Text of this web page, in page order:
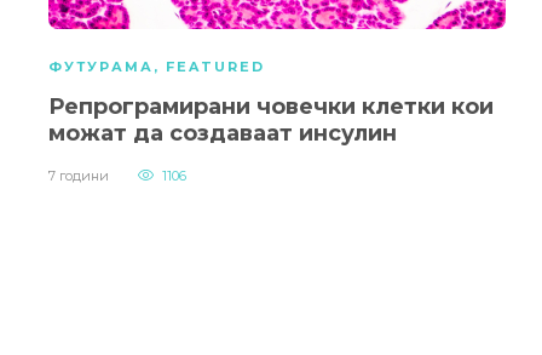
ФУТУРАМА , FEATURED
Репрограмирани човечки клетки кои
можат да создаваат инсулин
7 години 1106